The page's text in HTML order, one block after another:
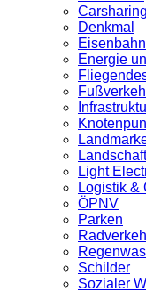
Carsharing
Denkmal
Eisenbahn
Energie
Light
Logistik &
ÖPNV
Parken
Schilder
Sozialer